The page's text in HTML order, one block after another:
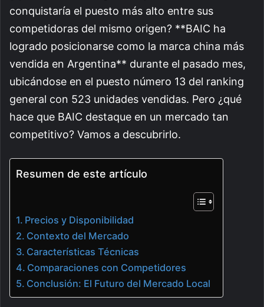
conquistaría el puesto más alto entre sus
competidoras del mismo origen? **BAIC ha
logrado posicionarse como la marca china más
vendida en Argentina** durante el pasado mes,
ubicándose en el puesto número 13 del ranking
general con 523 unidades vendidas. Pero ¿qué
hace que BAIC destaque en un mercado tan
competitivo? Vamos a descubrirlo.
Resumen de este artículo
Precios y Disponibilidad
Contexto del Mercado
Características Técnicas
Comparaciones con Competidores
Conclusión: El Futuro del Mercado Local